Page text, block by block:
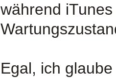
während
Egal, ich